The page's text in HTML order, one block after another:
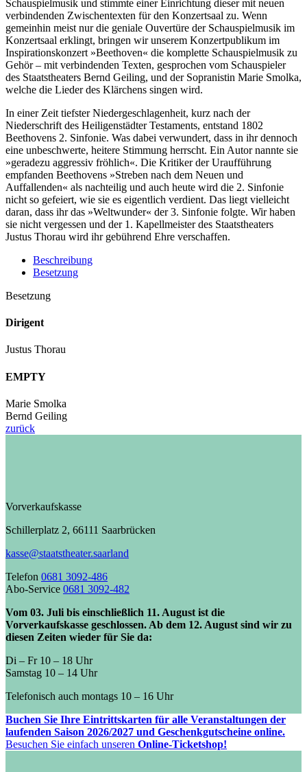
Schauspielmusik und stimmte einer Einrichtung dieser mit neuen
verbindenden Zwischentexten für den Konzertsaal zu. Wenn
gemeinhin meist nur die geniale Ouvertüre der Schauspielmusik im
Konzertsaal erklingt, bringen wir unserem Konzertpublikum im
Inspirationskonzert »Beethoven« die komplette Schauspielmusik zu
Gehör – mit verbindenden Texten, gesprochen vom Schauspieler
des Staatstheaters Bernd Geiling, und der Sopranistin Marie Smolka,
welche die Lieder des Klärchens singen wird.
In einer Zeit tiefster Niedergeschlagenheit, kurz nach der
Niederschrift des Heiligenstädter Testaments, entstand 1802
Beethovens 2. Sinfonie. Was dabei verwundert, dass in ihr dennoch
eine unbeschwerte, heitere Stimmung herrscht. Ein Autor nannte sie
»geradezu aggressiv fröhlich«. Die Kritiker der Uraufführung
empfanden Beethovens »Streben nach dem Neuen und
Auffallenden« als nachteilig und auch heute wird die 2. Sinfonie
nicht so gefeiert, wie sie es eigentlich verdient. Das liegt vielleicht
daran, dass ihr das »Weltwunder« der 3. Sinfonie folgte. Wir haben
sie nicht vergessen und der 1. Kapellmeister des Staatstheaters
Justus Thorau wird ihr gebührend Ehre verschaffen.
Beschreibung
Besetzung
Besetzung
Dirigent
Justus Thorau
EMPTY
Marie Smolka
Bernd Geiling
zurück
Vorverkaufskasse
Schillerplatz 2, 66111 Saarbrücken
kasse@staatstheater.saarland
Telefon 0681 3092-486
Abo-Service 0681 3092-482
Vom 03. Juli bis einschließlich 11. August ist die
Vorverkaufskasse geschlossen. Ab dem 12. August sind wir zu
diesen Zeiten wieder für Sie da:
Di – Fr 10 – 18 Uhr
Samstag 10 – 14 Uhr
Telefonisch auch montags 10 – 16 Uhr
Buchen Sie Ihre Eintrittskarten für alle Veranstaltungen der
laufenden Saison 2026/2027 und Geschenkgutscheine online.
Besuchen Sie einfach unseren Online-Ticketshop!